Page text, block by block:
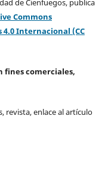
Commons
Internacional (CC
fines comerciales,
revista, enlace al artículo